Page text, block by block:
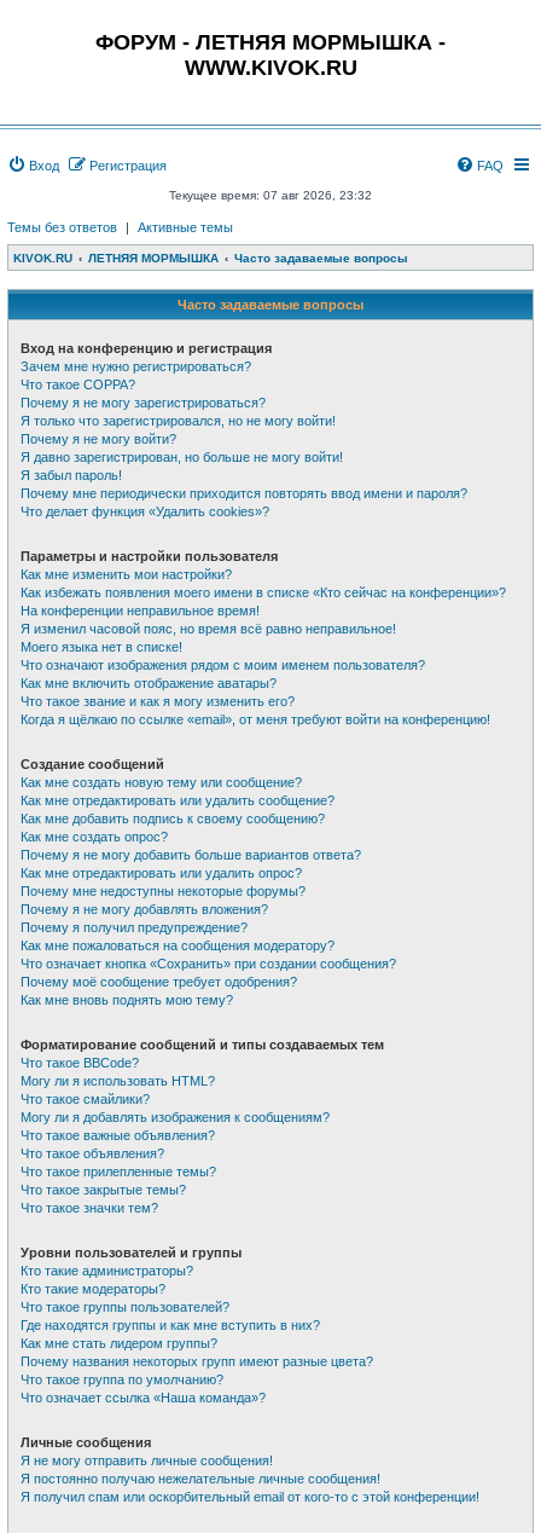
ФОРУМ - ЛЕТНЯЯ МОРМЫШКА -
WWW.KIVOK.RU
Вход Регистрация FAQ
Текущее время: 07 авг 2026, 23:32
Темы без ответов | Активные темы
KIVOK.RU ЛЕТНЯЯ МОРМЫШКА Часто задаваемые вопросы
Часто задаваемые вопросы
Вход на конференцию и регистрация
Зачем мне нужно регистрироваться?
Что такое COPPA?
Почему я не могу зарегистрироваться?
Я только что зарегистрировался, но не могу войти!
Почему я не могу войти?
Я давно зарегистрирован, но больше не могу войти!
Я забыл пароль!
Почему мне периодически приходится повторять ввод имени и пароля?
Что делает функция «Удалить cookies»?
Параметры и настройки пользователя
Как мне изменить мои настройки?
Как избежать появления моего имени в списке «Кто сейчас на конференции»?
На конференции неправильное время!
Я изменил часовой пояс, но время всё равно неправильное!
Моего языка нет в списке!
Что означают изображения рядом с моим именем пользователя?
Как мне включить отображение аватары?
Что такое звание и как я могу изменить его?
Когда я щёлкаю по ссылке «email», от меня требуют войти на конференцию!
Создание сообщений
Как мне создать новую тему или сообщение?
Как мне отредактировать или удалить сообщение?
Как мне добавить подпись к своему сообщению?
Как мне создать опрос?
Почему я не могу добавить больше вариантов ответа?
Как мне отредактировать или удалить опрос?
Почему мне недоступны некоторые форумы?
Почему я не могу добавлять вложения?
Почему я получил предупреждение?
Как мне пожаловаться на сообщения модератору?
Что означает кнопка «Сохранить» при создании сообщения?
Почему моё сообщение требует одобрения?
Как мне вновь поднять мою тему?
Форматирование сообщений и типы создаваемых тем
Что такое BBCode?
Могу ли я использовать HTML?
Что такое смайлики?
Могу ли я добавлять изображения к сообщениям?
Что такое важные объявления?
Что такое объявления?
Что такое прилепленные темы?
Что такое закрытые темы?
Что такое значки тем?
Уровни пользователей и группы
Кто такие администраторы?
Кто такие модераторы?
Что такое группы пользователей?
Где находятся группы и как мне вступить в них?
Как мне стать лидером группы?
Почему названия некоторых групп имеют разные цвета?
Что такое группа по умолчанию?
Что означает ссылка «Наша команда»?
Личные сообщения
Я не могу отправить личные сообщения!
Я постоянно получаю нежелательные личные сообщения!
Я получил спам или оскорбительный email от кого-то с этой конференции!